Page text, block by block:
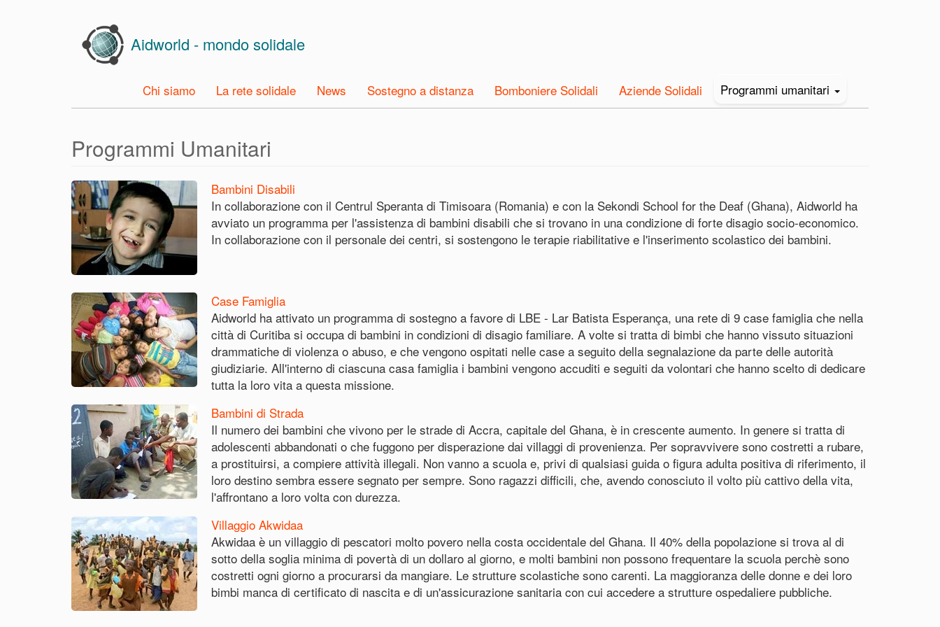
Aidworld - mondo solidale
Chi siamo La rete solidale News Sostegno a distanza Bomboniere Solidali Aziende Solidali Programmi umanitari
Programmi Umanitari
Bambini Disabili
In collaborazione con il Centrul Speranta di Timisoara (Romania) e con la Sekondi School for the Deaf (Ghana), Aidworld ha
avviato un programma per l'assistenza di bambini disabili che si trovano in una condizione di forte disagio socio-economico.
In collaborazione con il personale dei centri, si sostengono le terapie riabilitative e l'inserimento scolastico dei bambini.
Case Famiglia
Aidworld ha attivato un programma di sostegno a favore di LBE - Lar Batista Esperança, una rete di 9 case famiglia che nella
città di Curitiba si occupa di bambini in condizioni di disagio familiare. A volte si tratta di bimbi che hanno vissuto situazioni
drammatiche di violenza o abuso, e che vengono ospitati nelle case a seguito della segnalazione da parte delle autorità
giudiziarie. All'interno di ciascuna casa famiglia i bambini vengono accuditi e seguiti da volontari che hanno scelto di dedicare
tutta la loro vita a questa missione.
Bambini di Strada
Il numero dei bambini che vivono per le strade di Accra, capitale del Ghana, è in crescente aumento. In genere si tratta di
adolescenti abbandonati o che fuggono per disperazione dai villaggi di provenienza. Per sopravvivere sono costretti a rubare,
a prostituirsi, a compiere attività illegali. Non vanno a scuola e, privi di qualsiasi guida o figura adulta positiva di riferimento, il
loro destino sembra essere segnato per sempre. Sono ragazzi difficili, che, avendo conosciuto il volto più cattivo della vita,
l'affrontano a loro volta con durezza.
Villaggio Akwidaa
Akwidaa è un villaggio di pescatori molto povero nella costa occidentale del Ghana. Il 40% della popolazione si trova al di
sotto della soglia minima di povertà di un dollaro al giorno, e molti bambini non possono frequentare la scuola perchè sono
costretti ogni giorno a procurarsi da mangiare. Le strutture scolastiche sono carenti. La maggioranza delle donne e dei loro
bimbi manca di certificato di nascita e di un'assicurazione sanitaria con cui accedere a strutture ospedaliere pubbliche.